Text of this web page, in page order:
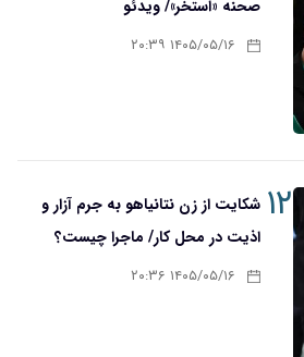
صحنه «استخر»/ ویدئو
۱۴۰۵/۰۵/۱۶ ۲۰:۳۹
۱۲ شکایت از زن نتانیاهو به جرم آزار و
اذیت در محل کار/ ماجرا چیست؟
۱۴۰۵/۰۵/۱۶ ۲۰:۳۶